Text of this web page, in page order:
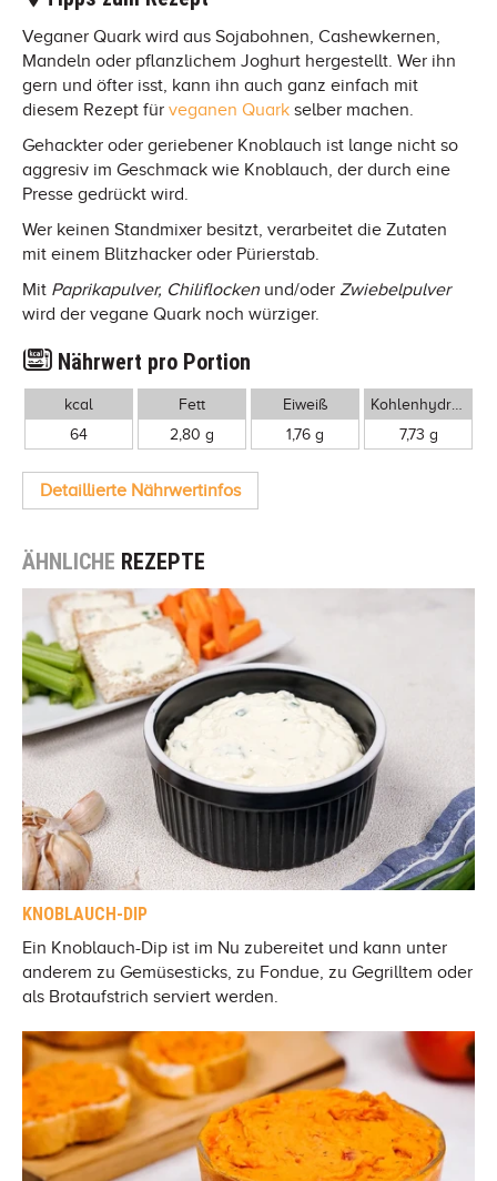
Veganer Quark wird aus Sojabohnen, Cashewkernen,
Mandeln oder pflanzlichem Joghurt hergestellt. Wer ihn
gern und öfter isst, kann ihn auch ganz einfach mit
diesem Rezept für veganen Quark selber machen.
Gehackter oder geriebener Knoblauch ist lange nicht so
aggresiv im Geschmack wie Knoblauch, der durch eine
Presse gedrückt wird.
Wer keinen Standmixer besitzt, verarbeitet die Zutaten
mit einem Blitzhacker oder Pürierstab.
Mit Paprikapulver, Chiliflocken und/oder Zwiebelpulver
wird der vegane Quark noch würziger.
Nährwert pro Portion
kcal
64
Fett
2,80 g
Eiweiß
1,76 g
7,73 g
Detaillierte Nährwertinfos
ÄHNLICHE REZEPTE
KNOBLAUCH-DIP
Ein Knoblauch-Dip ist im Nu zubereitet und kann unter
anderem zu Gemüsesticks, zu Fondue, zu Gegrilltem oder
als Brotaufstrich serviert werden.